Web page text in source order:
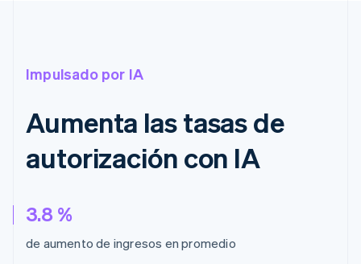
Impulsado por IA
Aumenta las tasas de
autorización con IA
3.8 %
de aumento de ingresos en promedio